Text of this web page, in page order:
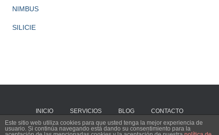
NIMBUS
SILICIE
INICIO SERVICIOS BLOG CONTACTO
Este sitio web utiliza cookies para que usted tenga la mejor experiencia de
usuario. Si continúa navegando está dando su consentimiento para la